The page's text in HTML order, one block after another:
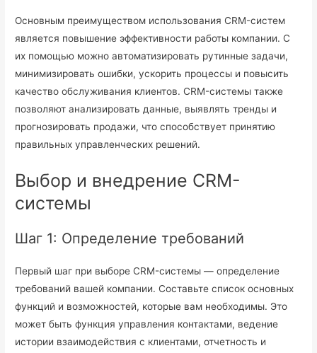
Основным преимуществом использования CRM-систем
является повышение эффективности работы компании. С
их помощью можно автоматизировать рутинные задачи,
минимизировать ошибки, ускорить процессы и повысить
качество обслуживания клиентов. CRM-системы также
позволяют анализировать данные, выявлять тренды и
прогнозировать продажи, что способствует принятию
правильных управленческих решений.
Выбор и внедрение CRM-
системы
Шаг 1: Определение требований
Первый шаг при выборе CRM-системы — определение
требований вашей компании. Составьте список основных
функций и возможностей, которые вам необходимы. Это
может быть функция управления контактами, ведение
истории взаимодействия с клиентами, отчетность и